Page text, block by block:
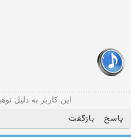
این کاربر به دلیل
پاسخ بازگفت